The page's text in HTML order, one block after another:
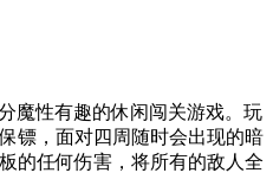
魔性有趣的休闲闯关游戏。玩
镖，面对四周随时会出现的暗
的任何伤害，将所有的敌人全